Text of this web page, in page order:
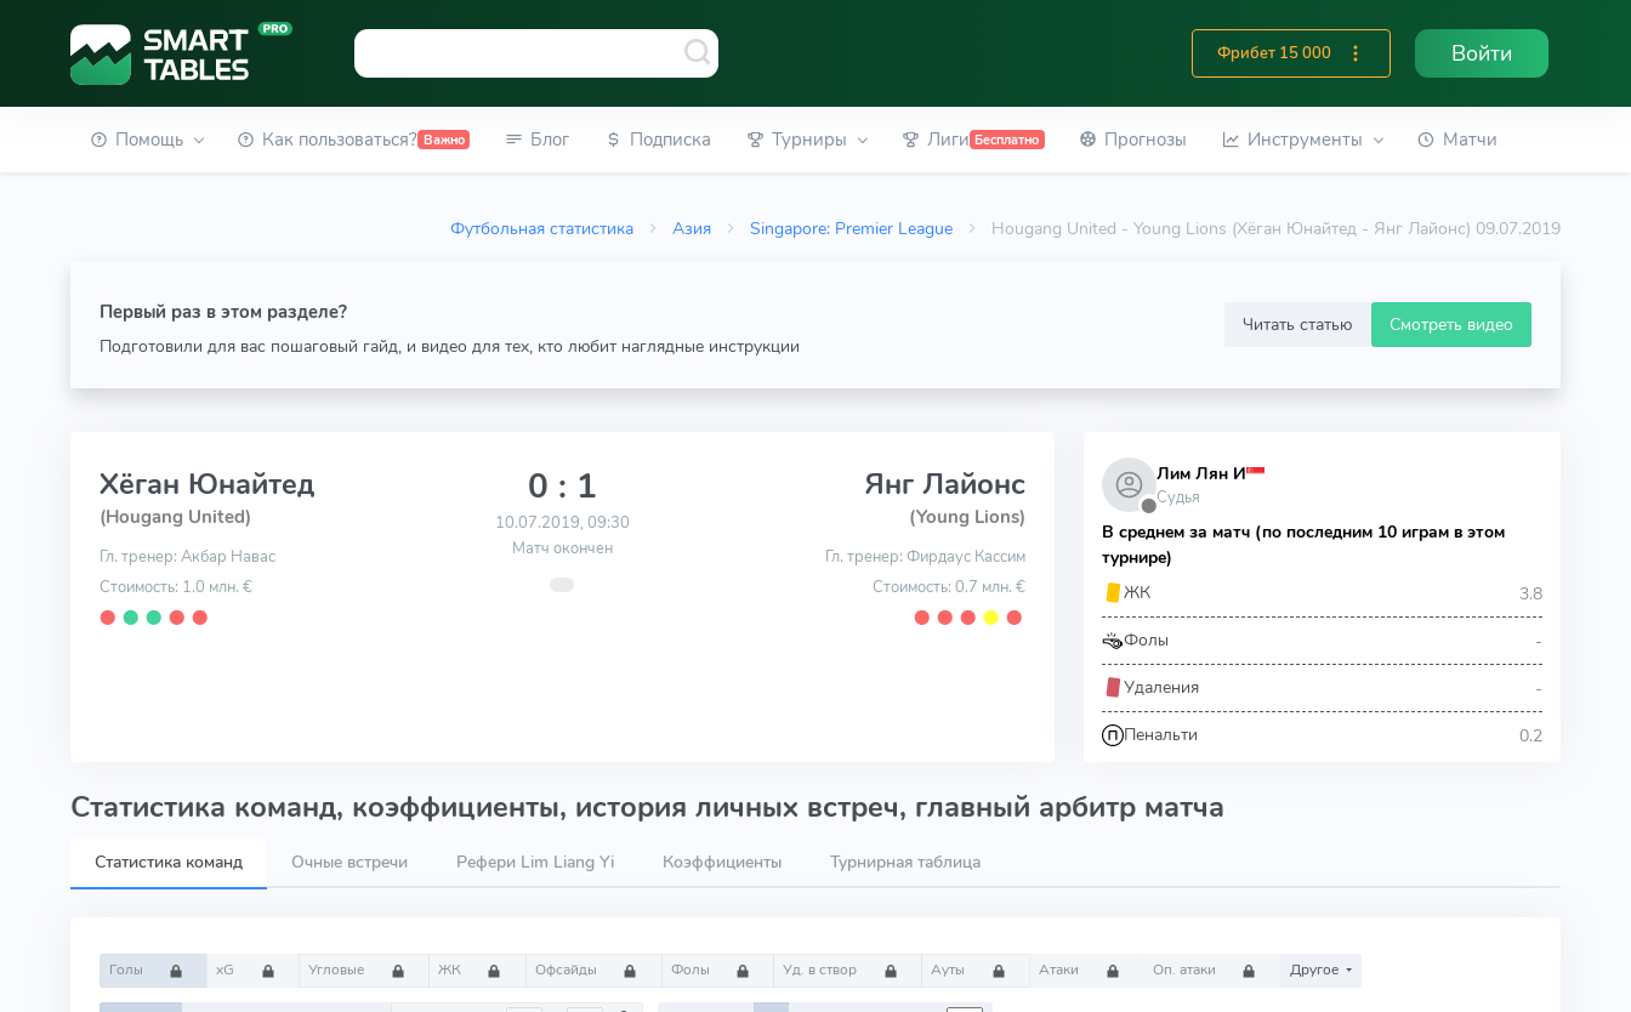
Фрибет 15 000 Войти
Помощь Как пользоваться? Важно Блог Подписка Турниры Лиги Бесплатно Прогнозы Инструменты Матчи
Футбольная статистика Азия Singapore: Premier League Hougang United - Young Lions (Хёган Юнайтед - Янг Лайонс) 09.07.2019
Первый раз в этом разделе?
Подготовили для вас пошаговый гайд, и видео для тех, кто любит наглядные инструкции
Читать статью Смотреть видео
Хёган Юнайтед
(Hougang United)
Гл. тренер: Акбар Навас
Стоимость: 1.0 млн. €
⬤ ⬤ ⬤ ⬤ ⬤
0 : 1
10.07.2019, 09:30
Матч окончен
Янг Лайонс
(Young Lions)
Гл. тренер: Фирдаус Кассим
Стоимость: 0.7 млн. €
⬤ ⬤ ⬤ ⬤ ⬤
⬤
Лим Лян И
Судья
В среднем за матч (по последним 10 играм в этом
турнире)
ЖК
3.8
Фолы -
Удаления -
Пенальти 0.2
Статистика команд, коэффициенты, история личных встреч, главный арбитр матча
Статистика команд Очные встречи Рефери Lim Liang Yi Коэффициенты Турнирная таблица
Голы xG Угловые ЖК Офсайды Фолы Уд. в створ Ауты Атаки Оп. атаки Другое